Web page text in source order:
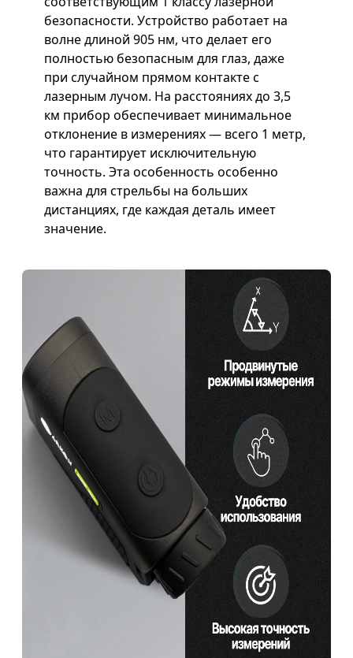
безопасности. Устройство работает на
волне длиной 905 нм, что делает его
полностью безопасным для глаз, даже
при случайном прямом контакте с
лазерным лучом. На расстояниях до 3,5
км прибор обеспечивает минимальное
отклонение в измерениях — всего 1 метр,
что гарантирует исключительную
точность. Эта особенность особенно
важна для стрельбы на больших
дистанциях, где каждая деталь имеет
значение.